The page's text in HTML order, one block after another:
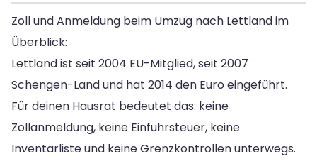
Zoll und Anmeldung beim Umzug nach Lettland im
Überblick:
Lettland ist seit 2004 EU-Mitglied, seit 2007
Schengen-Land und hat 2014 den Euro eingeführt.
Für deinen Hausrat bedeutet das: keine
Zollanmeldung, keine Einfuhrsteuer, keine
Inventarliste und keine Grenzkontrollen unterwegs.